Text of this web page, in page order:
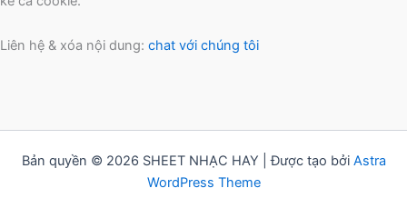
Liên hệ & xóa nội dung: chat với chúng tôi
Bản quyền © 2026 SHEET NHẠC HAY | Được tạo bởi Astra
WordPress Theme